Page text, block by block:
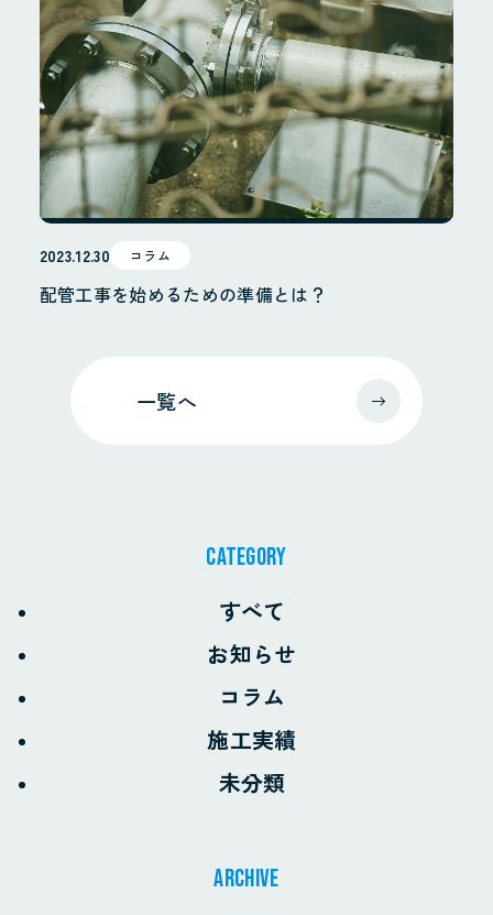
2023.12.30 コラム
配管工事を始めるための準備とは？
一覧へ
CATEGORY
すべて
お知らせ
コラム
施工実績
未分類
archive